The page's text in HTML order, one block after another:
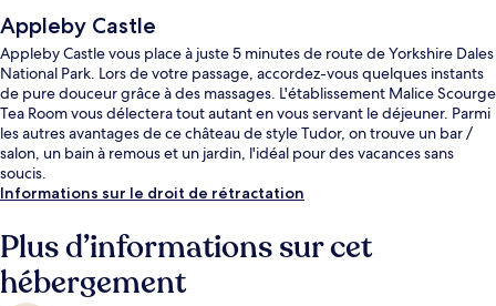
Appleby Castle
Appleby Castle vous place à juste 5 minutes de route de Yorkshire Dales
National Park. Lors de votre passage, accordez-vous quelques instants
de pure douceur grâce à des massages. L'établissement Malice Scourge
Tea Room vous délectera tout autant en vous servant le déjeuner. Parmi
les autres avantages de ce château de style Tudor, on trouve un bar /
salon, un bain à remous et un jardin, l'idéal pour des vacances sans
soucis.
Informations sur le droit de rétractation
Plus d’informations sur cet
hébergement